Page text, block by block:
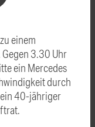
einem
3.30 Uhr
ein Mercedes
durch
40-jähriger